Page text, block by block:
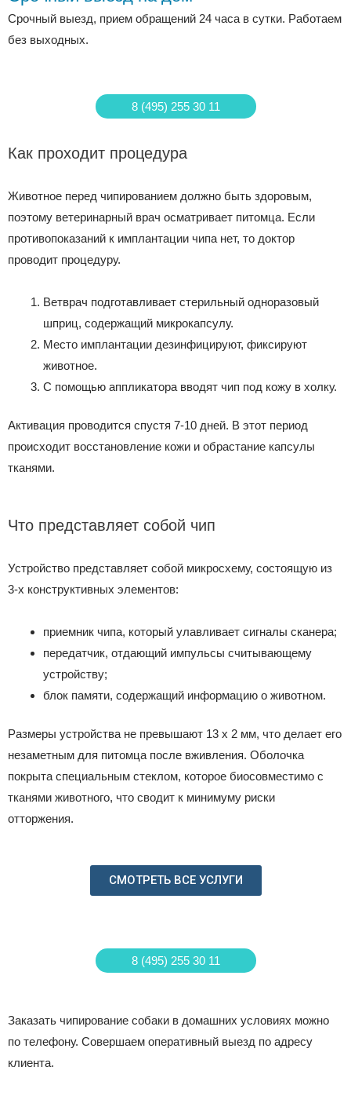
Срочный выезд, прием обращений 24 часа в сутки. Работаем
без выходных.
8 (495) 255 30 11
Как проходит процедура
Животное перед чипированием должно быть здоровым,
поэтому ветеринарный врач осматривает питомца. Если
противопоказаний к имплантации чипа нет, то доктор
проводит процедуру.
Ветврач подготавливает стерильный одноразовый
шприц, содержащий микрокапсулу.
Место имплантации дезинфицируют, фиксируют
животное.
С помощью аппликатора вводят чип под кожу в холку.
Активация проводится спустя 7-10 дней. В этот период
происходит восстановление кожи и обрастание капсулы
тканями.
Что представляет собой чип
Устройство представляет собой микросхему, состоящую из
3-х конструктивных элементов:
приемник чипа, который улавливает сигналы сканера;
передатчик, отдающий импульсы считывающему
устройству;
блок памяти, содержащий информацию о животном.
Размеры устройства не превышают 13 х 2 мм, что делает его
незаметным для питомца после вживления. Оболочка
покрыта специальным стеклом, которое биосовместимо с
тканями животного, что сводит к минимуму риски
отторжения.
СМОТРЕТЬ ВСЕ УСЛУГИ
8 (495) 255 30 11
Заказать чипирование собаки в домашних условиях можно
по телефону. Совершаем оперативный выезд по адресу
клиента.